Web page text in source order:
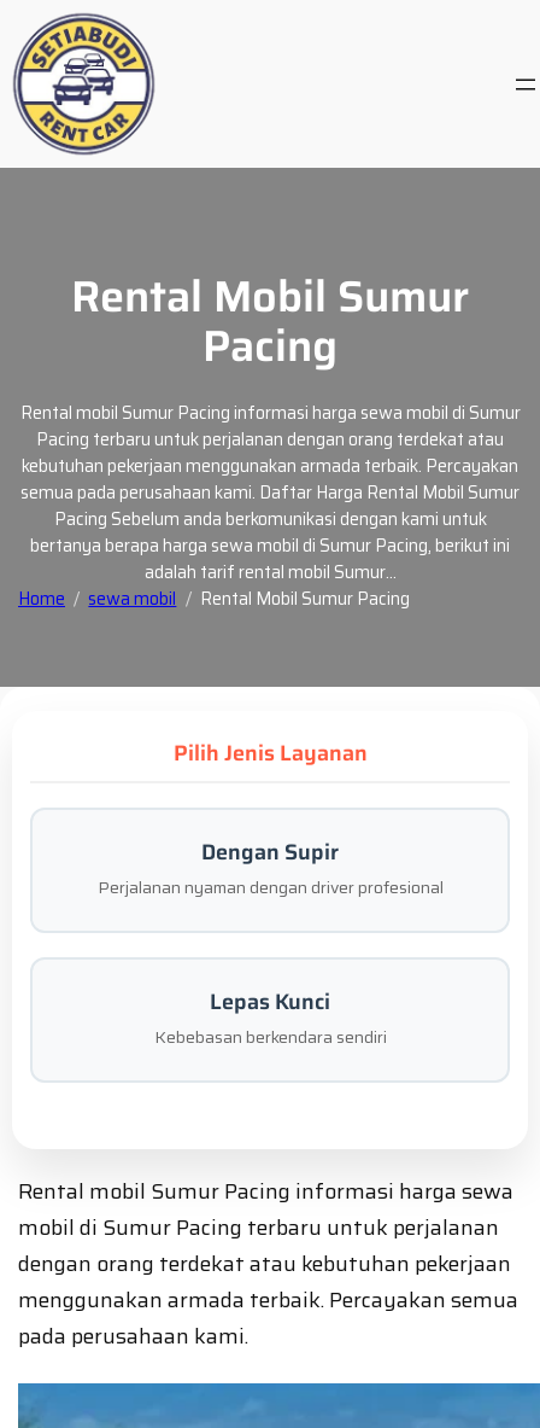
content
Rental Mobil Sumur
Pacing
Rental mobil Sumur Pacing informasi harga sewa mobil di Sumur
Pacing terbaru untuk perjalanan dengan orang terdekat atau
kebutuhan pekerjaan menggunakan armada terbaik. Percayakan
semua pada perusahaan kami. Daftar Harga Rental Mobil Sumur
Pacing Sebelum anda berkomunikasi dengan kami untuk
bertanya berapa harga sewa mobil di Sumur Pacing, berikut ini
adalah tarif rental mobil Sumur…
Home
sewa mobil Rental Mobil Sumur Pacing
Pilih Jenis Layanan
Dengan Supir
Perjalanan nyaman dengan driver profesional
Lepas Kunci
Kebebasan berkendara sendiri
Rental mobil Sumur Pacing informasi harga sewa
mobil di Sumur Pacing terbaru untuk perjalanan
dengan orang terdekat atau kebutuhan pekerjaan
menggunakan armada terbaik. Percayakan semua
pada perusahaan kami.